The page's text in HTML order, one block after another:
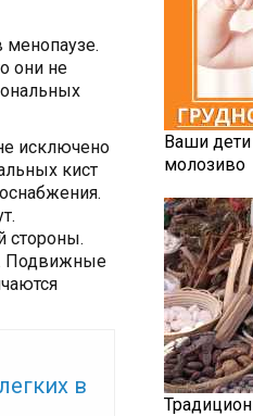
менопаузе.
они не
исключено
кист
стороны.
Подвижные
в
Ваши дети
молозиво